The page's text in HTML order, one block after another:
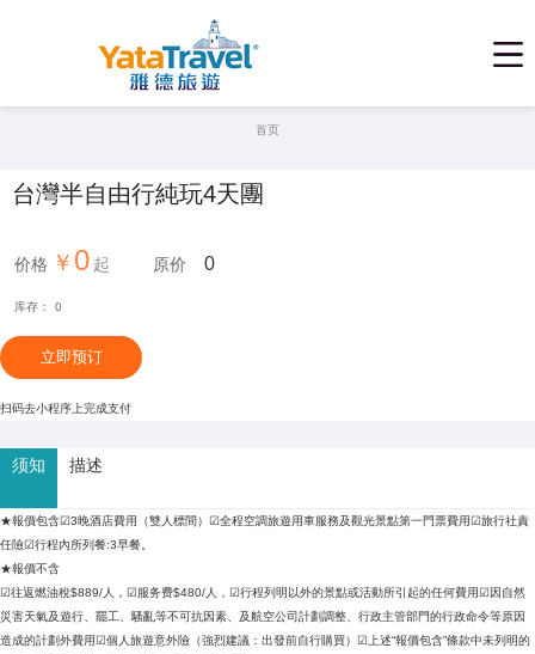
首页
台灣半自由行純玩4天團
价格 0 原价 0
库存： 0
立即预订
扫码去小程序上完成支付
须知 描述
★報價包含☑3晚酒店費用（雙人標間）☑全程空調旅遊用車服務及觀光景點第一門票費用☑旅行社責
任險☑行程內所列餐:3早餐。
★報價不含
☑往返燃油稅$889/人，☑服务费$480/人，☑行程列明以外的景點或活動所引起的任何費用☑因自然
災害天氣及遊行、罷工、騷亂等不可抗因素、及航空公司計劃調整、行政主管部門的行政命令等原因
造成的計劃外費用☑個人旅遊意外險（強烈建議：出發前自行購買）☑上述“報價包含”條款中未列明的